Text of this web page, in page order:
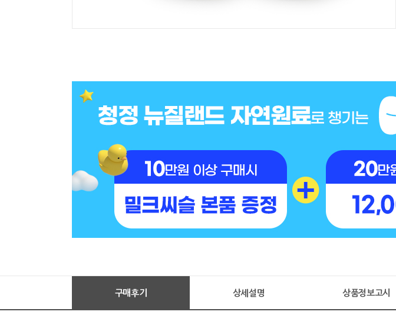
구매후기 상세설명 상품정보고시